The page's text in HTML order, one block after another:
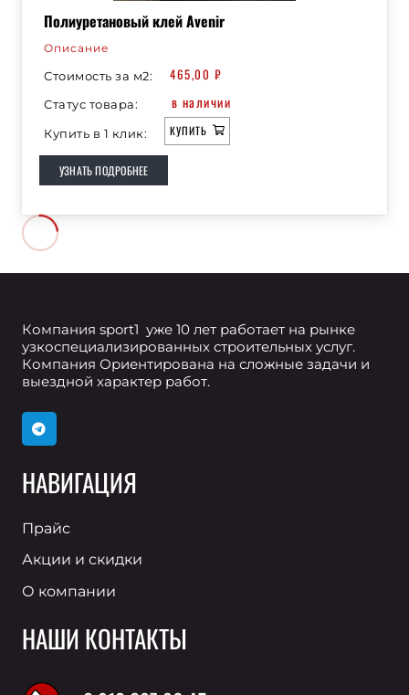
Полиуретановый клей Avenir
Описание
Стоимость за м2: 465,00 ₽
Статус товара: в наличии
Купить в 1 клик: КУПИТЬ
УЗНАТЬ ПОДРОБНЕЕ
Компания sport1 уже 10 лет работает на рынке
узкоспециализированных строительных услуг.
Компания Ориентирована на сложные задачи и
выездной характер работ.
НАВИГАЦИЯ
Прайс
Акции и скидки
О компании
НАШИ КОНТАКТЫ